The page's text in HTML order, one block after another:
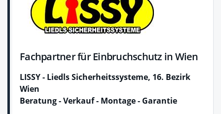
Fachpartner für Einbruchschutz in Wien
LISSY - Liedls Sicherheitssysteme, 16. Bezirk
Wien
Beratung - Verkauf - Montage - Garantie